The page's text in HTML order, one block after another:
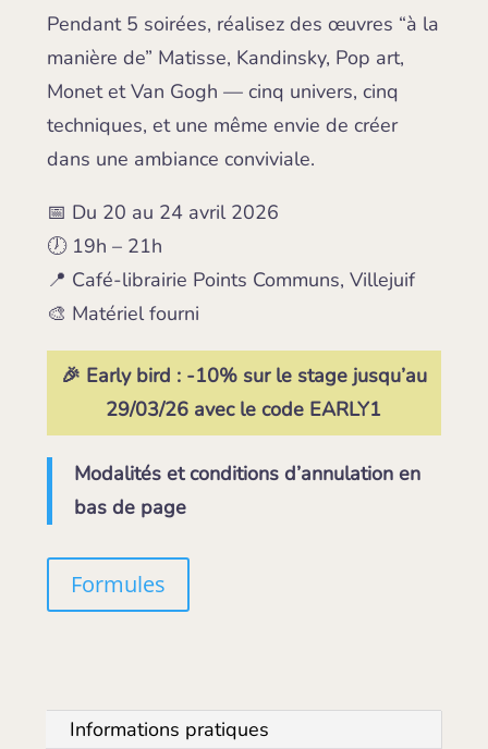
Pendant 5 soirées, réalisez des œuvres “à la
manière de” Matisse, Kandinsky, Pop art,
Monet et Van Gogh — cinq univers, cinq
techniques, et une même envie de créer
dans une ambiance conviviale.
📅 Du 20 au 24 avril 2026
🕖 19h – 21h
📍 Café-librairie Points Communs, Villejuif
🎨 Matériel fourni
🎉 Early bird : -10% sur le stage jusqu’au
29/03/26 avec le code EARLY1
Modalités et conditions d’annulation en
bas de page
Formules
Informations pratiques